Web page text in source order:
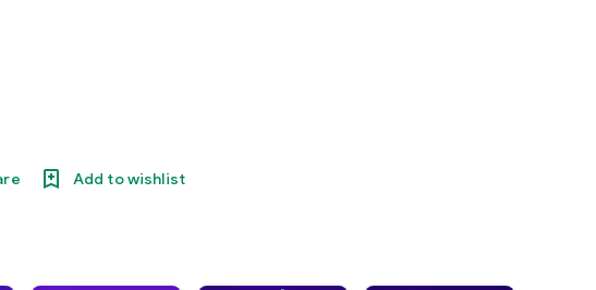
Add to wishlist